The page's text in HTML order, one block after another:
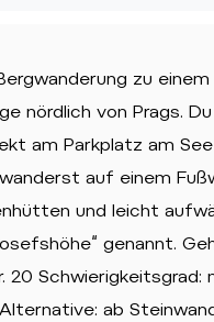
zu
nördlich von Prags.
am Parkplatz am
auf einem
und leicht
genannt.
20 Schwierigkeitsgrad:
ab